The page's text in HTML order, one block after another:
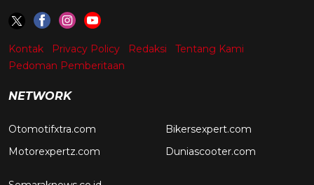
Kontak Privacy Policy Redaksi
Tentang Kami
Pedoman Pemberitaan
NETWORK
Otomotifxtra.com
Motorexpertz.com
Bikersexpert.com
Duniascooter.com